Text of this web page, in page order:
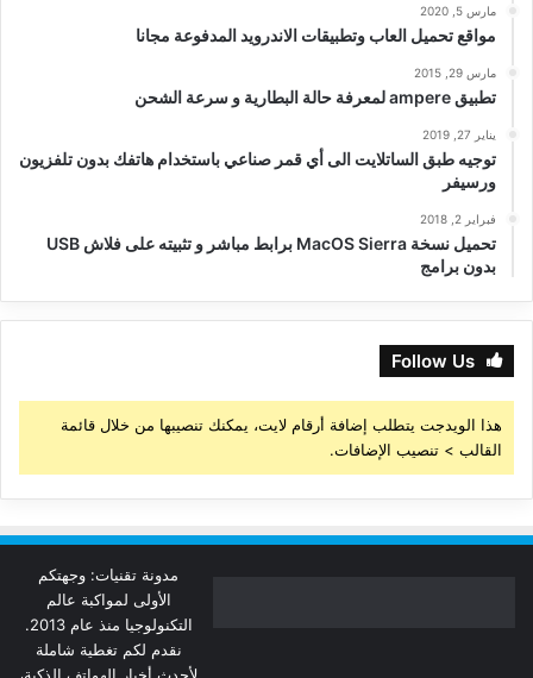
مارس 5, 2020
مواقع تحميل العاب وتطبيقات الاندرويد المدفوعة مجانا
مارس 29, 2015
تطبيق ampere لمعرفة حالة البطارية و سرعة الشحن
يناير 27, 2019
توجيه طبق الساتلايت الى أي قمر صناعي باستخدام هاتفك بدون تلفزيون
ورسيفر
فبراير 2, 2018
تحميل نسخة MacOS Sierra برابط مباشر و تثبيته على فلاش USB
بدون برامج
Follow Us
هذا الويدجت يتطلب إضافة أرقام لايت، يمكنك تنصيبها من خلال قائمة
القالب > تنصيب الإضافات.
مدونة تقنيات: وجهتكم
الأولى لمواكبة عالم
التكنولوجيا منذ عام 2013.
نقدم لكم تغطية شاملة